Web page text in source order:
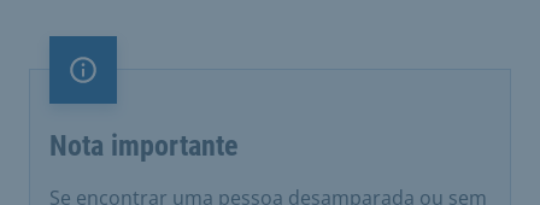
Nota importante
Nota importante
Se encontrar uma pessoa desamparada ou sem